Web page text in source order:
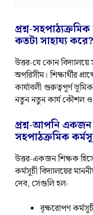
প্রশ্ন-সহপাঠ্যক্রমিক
কতটা সাহায্য করে?
উত্তর-যে কোন
অপরিসীম। শিক্ষার্থীর
কার্যাবলী গুরুত্বপূর্ণ
নতুন নতুন কার্য কৌশল ও
প্রশ্ন-আপনি
সহপাঠক্রমিক
উত্তর-একজন শিক্ষক
কর্মসূচী বিদ্যালয়ের
দেব, সেগুলি হল-
বৃক্ষরোপণ